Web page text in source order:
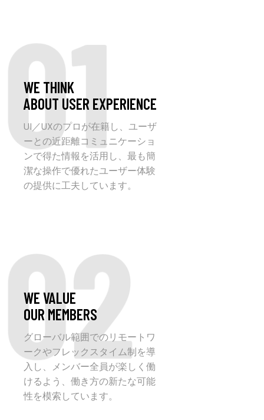
01
WE THINK
ABOUT USER EXPERIENCE
UI／UXのプロが在籍し、ユーザ
ーとの近距離コミュニケーショ
ンで得た情報を活用し、最も簡
潔な操作で優れたユーザー体験
の提供に工夫しています。
02
WE VALUE
OUR MEMBERS
グローバル範囲でのリモートワ
ークやフレックスタイム制を導
入し、メンバー全員が楽しく働
けるよう、働き方の新たな可能
性を模索しています。